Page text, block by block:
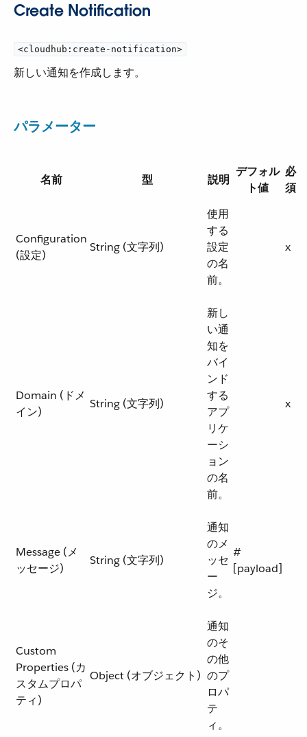
Create Notification
<cloudhub:create-notification>
新しい通知を作成します。
パラメーター
名前 型 説明
デフォル
ト値
必
須
Configuration
(設定)
String (文字列)
使用
する
設定
の名
前。
x
Domain (ドメ
イン)
String (文字列)
新し
い通
知を
バイ
ンド
する
アプ
リケ
ーシ
ョン
の名
前。
x
Message (メ
ッセージ)
String (文字列)
通知
のメ
ッセ
ー
ジ。
#
[payload]
Custom
Properties (カ
スタムプロパ
ティ)
Object (オブジェクト)
通知
のそ
の他
のプ
ロパ
テ
ィ。